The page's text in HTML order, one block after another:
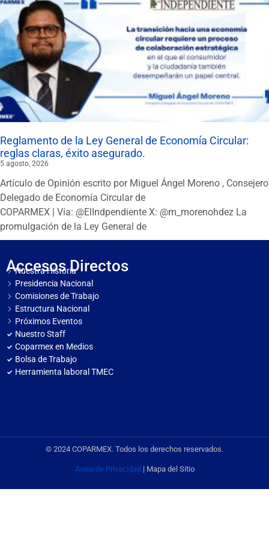
Reglamento de la Ley General de Economía Circular:
reglas claras, éxito asegurado.
5 agosto, 2026
Artículo de Opinión escrito por Miguel Ángel Moreno , Consejero
Delegado de Economía Circular de
COPARMEX | Vía: @ElIndpendiente X: @m_morenohdez La
promulgación de la Ley General de
Accesos Directos
Nuestra Historia
Presidencia Nacional
Comisiones de Trabajo
Estructura Nacional
Próximos Eventos
Nuestro Staff
Coparmex en Medios
Bolsa de Trabajo
Herramienta laboral TMEC
© 2024 COPARMEX. Todos los derechos reservados.
Aviso de Privacidad | Mapa del Sitio